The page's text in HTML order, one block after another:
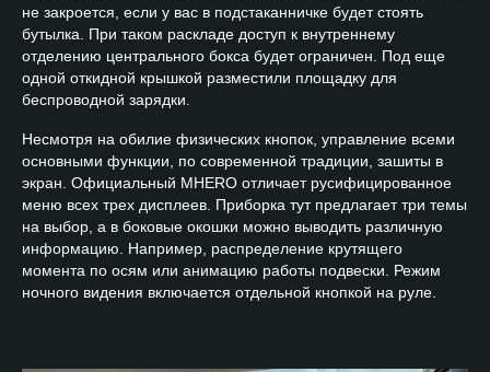
не закроется, если у вас в подстаканничке будет стоять
бутылка. При таком раскладе доступ к внутреннему
отделению центрального бокса будет ограничен. Под еще
одной откидной крышкой разместили площадку для
беспроводной зарядки.
Несмотря на обилие физических кнопок, управление всеми
основными функции, по современной традиции, зашиты в
экран. Официальный MHERO отличает русифицированное
меню всех трех дисплеев. Приборка тут предлагает три темы
на выбор, а в боковые окошки можно выводить различную
информацию. Например, распределение крутящего
момента по осям или анимацию работы подвески. Режим
ночного видения включается отдельной кнопкой на руле.